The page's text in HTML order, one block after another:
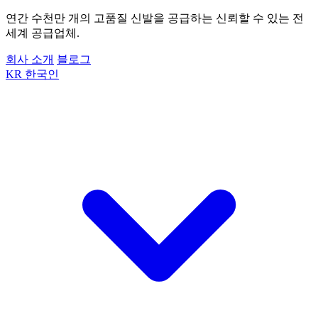
연간 수천만 개의 고품질 신발을 공급하는 신뢰할 수 있는 전
세계 공급업체.
회사 소개 블로그
KR 한국인